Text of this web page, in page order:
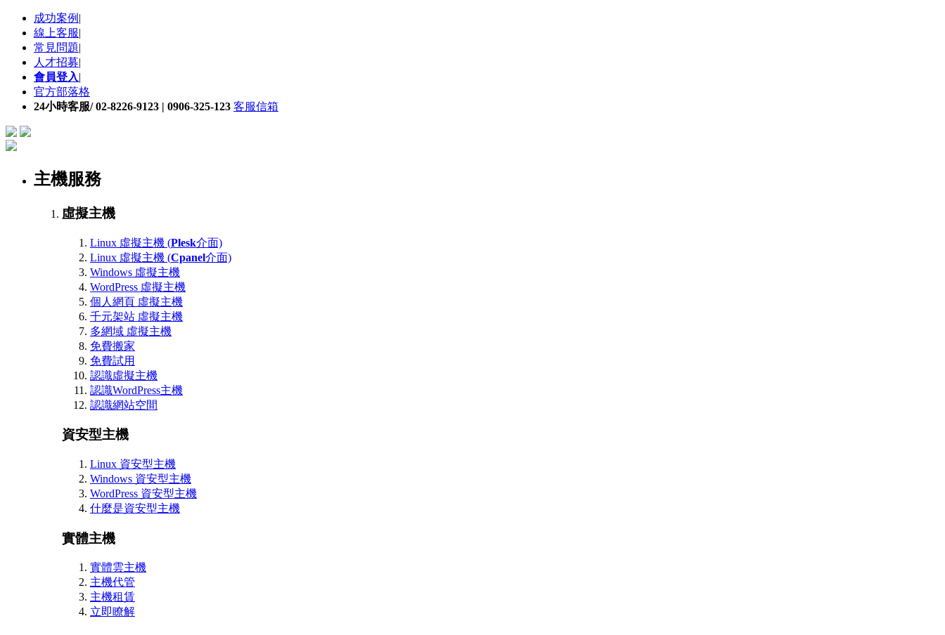
成功案例 |
線上客服|
常見問題|
人才招募|
會員登入|
官方部落格
24小時客服/ 02-8226-9123 | 0906-325-123 客服信箱
主機服務
虛擬主機
Linux 虛擬主機 (Plesk介面)
Linux 虛擬主機 (Cpanel介面)
Windows 虛擬主機
WordPress 虛擬主機
個人網頁 虛擬主機
千元架站 虛擬主機
多網域 虛擬主機
免費搬家
免費試用
認識虛擬主機
認識WordPress主機
認識網站空間
資安型主機
Linux 資安型主機
Windows 資安型主機
WordPress 資安型主機
什麼是資安型主機
實體主機
實體雲主機
主機代管
主機租賃
立即瞭解